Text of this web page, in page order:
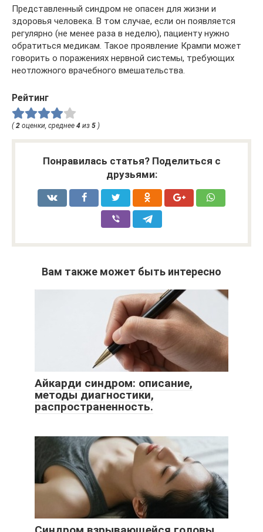
Представленный синдром не опасен для жизни и
здоровья человека. В том случае, если он появляется
регулярно (не менее раза в неделю), пациенту нужно
обратиться медикам. Такое проявление Крампи может
говорить о поражениях нервной системы, требующих
неотложного врачебного вмешательства.
Рейтинг
(2 оценки, среднее 4 из 5 )
Понравилась статья? Поделиться с
друзьями:
Вам также может быть интересно
Айкарди синдром: описание,
методы диагностики,
распространенность.